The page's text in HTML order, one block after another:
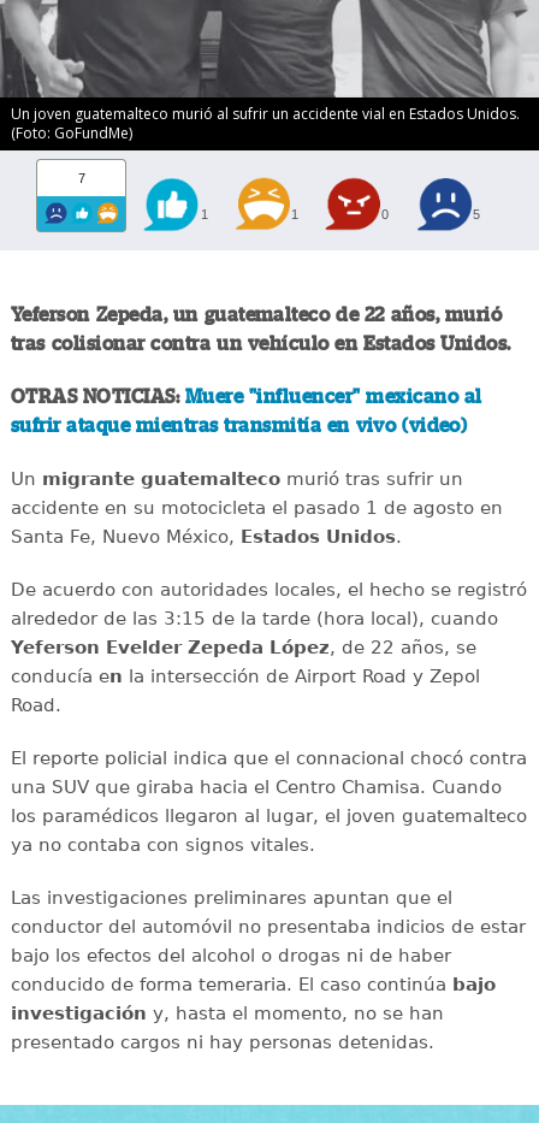
Un joven guatemalteco murió al sufrir un accidente vial en Estados Unidos.
(Foto: GoFundMe)
7
1 1 0 5
Yeferson Zepeda, un guatemalteco de 22 años, murió
tras colisionar contra un vehículo en Estados Unidos.
OTRAS NOTICIAS: Muere "influencer" mexicano al
sufrir ataque mientras transmitía en vivo (video)
Un migrante guatemaltecomurió tras sufrir un
accidente en su motocicleta el pasado 1 de agosto en
Santa Fe, Nuevo México, Estados Unidos.
De acuerdo con autoridades locales, el hecho se registró
alrededor de las 3:15 de la tarde (hora local), cuando
Yeferson Evelder Zepeda López, de 22 años, se
conducía en la intersección de Airport Road y Zepol
Road.
El reporte policial indica que el connacional chocó contra
una SUV que giraba hacia el Centro Chamisa. Cuando
los paramédicos llegaron al lugar, el joven guatemalteco
ya no contaba con signos vitales.
Las investigaciones preliminares apuntan que el
conductor del automóvil no presentaba indicios de estar
bajo los efectos del alcohol o drogas ni de haber
conducido de forma temeraria. El caso continúa bajo
investigación y, hasta el momento, no se han
presentado cargos ni hay personas detenidas.